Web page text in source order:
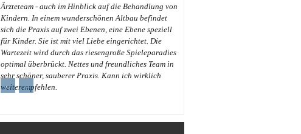
Ärzteteam - auch im Hinblick auf die Behandlung von
Kindern. In einem wunderschönen Altbau befindet
sich die Praxis auf zwei Ebenen, eine Ebene speziell
für Kinder. Sie ist mit viel Liebe eingerichtet. Die
Wartezeit wird durch das riesengroße Spieleparadies
optimal überbrückt. Nettes und freundliches Team in
sehr schöner, sauberer Praxis. Kann ich wirklich
weiterempfehlen.
← →